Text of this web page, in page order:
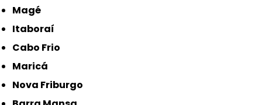
Magé
Itaboraí
Cabo Frio
Maricá
Nova Friburgo